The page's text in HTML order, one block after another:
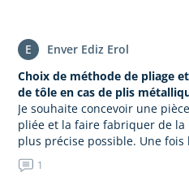
E Enver Ediz Erol
Choix de méthode de pliage
de tôle en cas de plis
Je souhaite concevoir une
pliée et la faire fabriquer de la
plus précise possible. Une fois
conception de la pièce
la…
1